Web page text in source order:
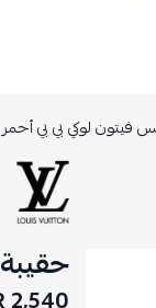
فيتون لوكي بي بي